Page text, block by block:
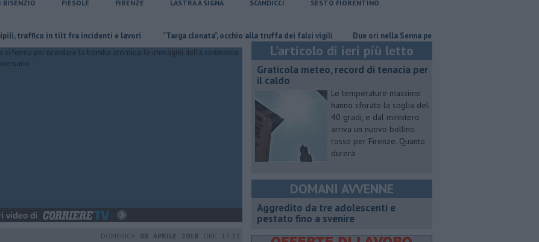
BISENZIO FIESOLE FIRENZE LASTRA A SIGNA SCANDICCI
SESTO FIORENTINO
in tilt fra incidenti e lavori "Targa clonata", occhio alla truffa dei falsi vigili Due ori nella Senna per Ginevra Taddeucci
DOMENICA 08 APRILE 2018 ORE 17:33
L'articolo di ieri più letto
Graticola meteo, record di tenacia per
il caldo
Le temperature massime
hanno sforato la soglia del
40 gradi, e dal ministero
arriva un nuovo bollino
rosso per Firenze. Quanto
durerà
DOMANI AVVENNE
Aggredito da tre adolescenti e
pestato fino a svenire